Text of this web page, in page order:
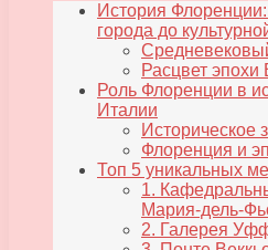
История
города до
Расцвет
Роль Флоренции в
Италии
Историческое
Флоренция и
Топ 5 уникальных
1.
Мария-дель-
2. Галерея